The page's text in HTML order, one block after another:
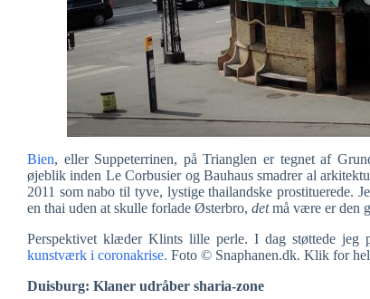
Bien, eller Suppeterrinen, på Trianglen er tegnet af
øjeblik inden Le Corbusier og Bauhaus smadrer al
2011 som nabo til tyve, lystige thailandske prostituerede.
en thai uden at skulle forlade Østerbro, detmå være er den
Perspektivet klæder Klints lille perle. I dag støttede jeg
kunstværk i coronakrise. Foto © Snaphanen.dk. Klik for
Duisburg: Klaner udråber sharia-zone